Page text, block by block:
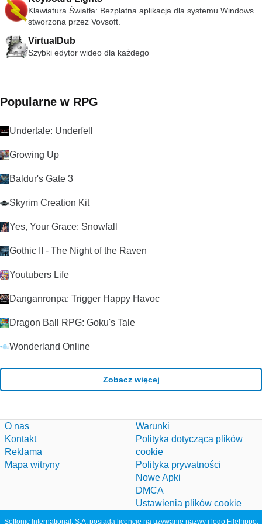
nawet dodawać napisy do filmów, dodając plik SRT do folderu
wideo. streszczenie VLC Media Player to po prostu
darmowy odtwarzacz multimediów. Słusznie dominuje na
rynku bezpłatnych odtwarzaczy multimedialnych od ponad 10
Pobierz tutaj
Klawiatura Światła: Bezpłatna aplikacja dla systemu Windows
stworzona przez Vovsoft.
VirtualDub
Szybki edytor wideo dla każdego
Popularne w RPG
Undertale: Underfell
Growing Up
Baldur's Gate 3
Skyrim Creation Kit
Yes, Your Grace: Snowfall
Gothic II - The Night of the Raven
Youtubers Life
Danganronpa: Trigger Happy Havoc
Dragon Ball RPG: Goku's Tale
Wonderland Online
Zobacz więcej
O nas
Kontakt
Reklama
Mapa witryny
Warunki
Polityka dotycząca plików
cookie
Polityka prywatności
Nowe Apki
DMCA
Ustawienia plików cookie
Softonic International, S.A. posiada licencję na używanie nazwy i logo Filehippo.